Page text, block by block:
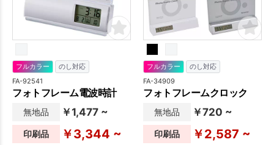
フルカラー のし対応
FA-92541
フォトフレーム電波時計
無地品 ￥1,477 ~
印刷品 ￥3,344 ~
フルカラー のし対応
FA-34909
フォトフレームクロック
無地品 ￥720 ~
印刷品 ￥2,587 ~